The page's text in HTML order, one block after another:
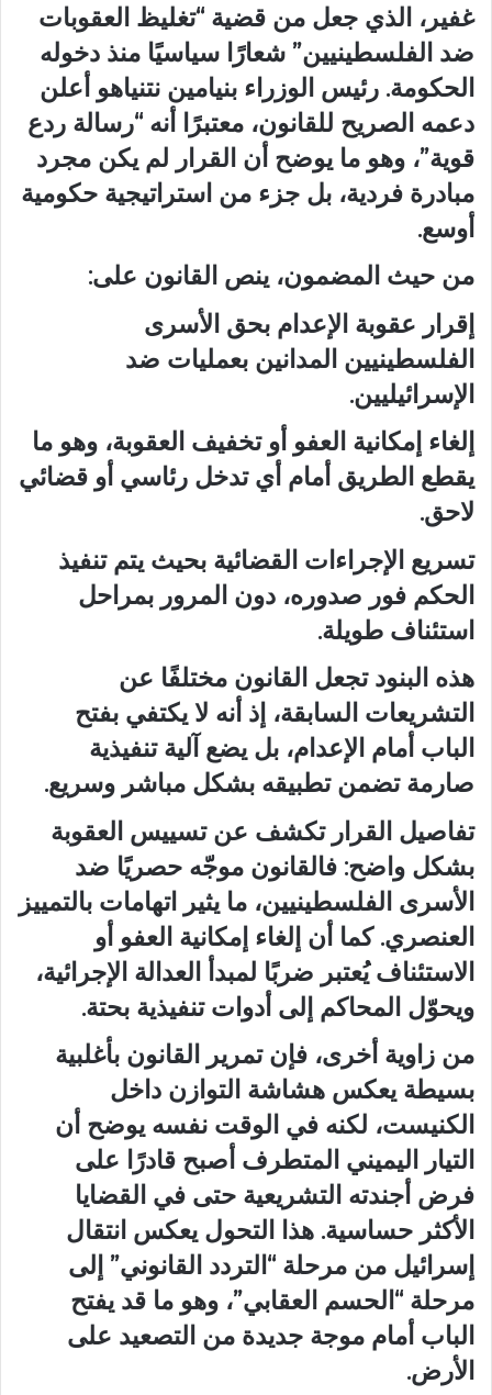
غفير، الذي جعل من قضية “تغليظ العقوبات
ضد الفلسطينيين” شعارًا سياسيًا منذ دخوله
الحكومة. رئيس الوزراء بنيامين نتنياهو أعلن
دعمه الصريح للقانون، معتبرًا أنه “رسالة ردع
قوية”، وهو ما يوضح أن القرار لم يكن مجرد
مبادرة فردية، بل جزء من استراتيجية حكومية
أوسع.
من حيث المضمون، ينص القانون على:
إقرار عقوبة الإعدام بحق الأسرى
الفلسطينيين المدانين بعمليات ضد
الإسرائيليين.
إلغاء إمكانية العفو أو تخفيف العقوبة، وهو ما
يقطع الطريق أمام أي تدخل رئاسي أو قضائي
لاحق.
تسريع الإجراءات القضائية بحيث يتم تنفيذ
الحكم فور صدوره، دون المرور بمراحل
استئناف طويلة.
هذه البنود تجعل القانون مختلفًا عن
التشريعات السابقة، إذ أنه لا يكتفي بفتح
الباب أمام الإعدام، بل يضع آلية تنفيذية
صارمة تضمن تطبيقه بشكل مباشر وسريع.
تفاصيل القرار تكشف عن تسييس العقوبة
بشكل واضح: فالقانون موجّه حصريًا ضد
الأسرى الفلسطينيين، ما يثير اتهامات بالتمييز
العنصري. كما أن إلغاء إمكانية العفو أو
الاستئناف يُعتبر ضربًا لمبدأ العدالة الإجرائية،
ويحوّل المحاكم إلى أدوات تنفيذية بحتة.
من زاوية أخرى، فإن تمرير القانون بأغلبية
بسيطة يعكس هشاشة التوازن داخل
الكنيست، لكنه في الوقت نفسه يوضح أن
التيار اليميني المتطرف أصبح قادرًا على
فرض أجندته التشريعية حتى في القضايا
الأكثر حساسية. هذا التحول يعكس انتقال
إسرائيل من مرحلة “التردد القانوني” إلى
مرحلة “الحسم العقابي”، وهو ما قد يفتح
الباب أمام موجة جديدة من التصعيد على
الأرض.